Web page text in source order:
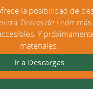
la posibilidad de
Tierras de León:
Y
materiales.
Ir a Descargas